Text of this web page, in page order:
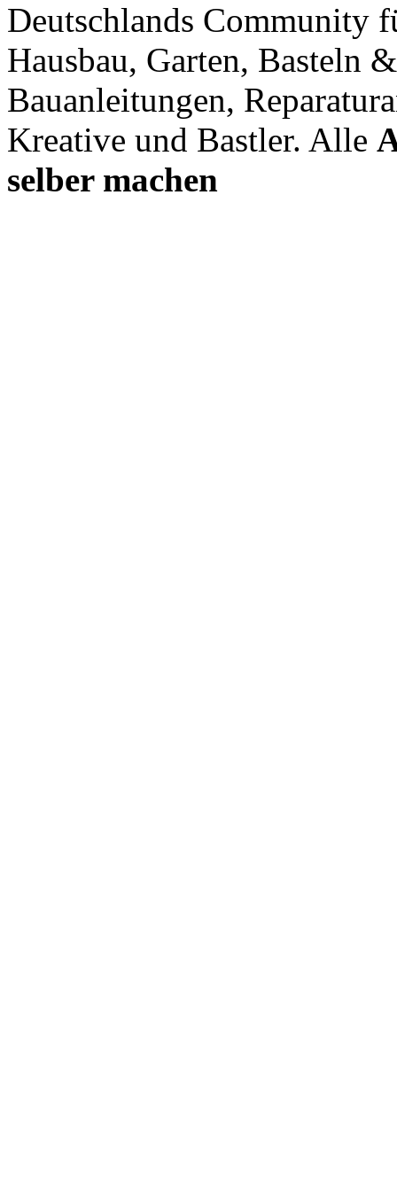
Deutschlands Community
Hausbau, Garten, Basteln
Bauanleitungen,
Kreative und Bastler. Alle
selber machen